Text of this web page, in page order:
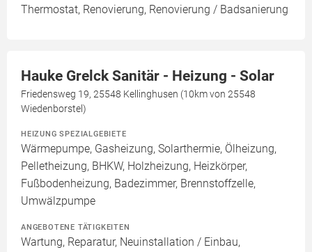
Thermostat, Renovierung, Renovierung / Badsanierung
Hauke Grelck Sanitär - Heizung - Solar
Friedensweg 19, 25548 Kellinghusen (10km von 25548
Wiedenborstel)
HEIZUNG SPEZIALGEBIETE
Wärmepumpe, Gasheizung, Solarthermie, Ölheizung,
Pelletheizung, BHKW, Holzheizung, Heizkörper,
Fußbodenheizung, Badezimmer, Brennstoffzelle,
Umwälzpumpe
ANGEBOTENE TÄTIGKEITEN
Wartung, Reparatur, Neuinstallation / Einbau,